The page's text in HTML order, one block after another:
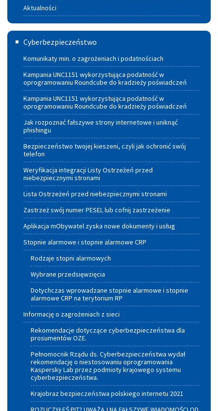
Instalacji
Odnawialnych
Źródeł
Energii
dla
Gmin
Województwa
Małopolskiego
Aktualności
Cyberbezpieczeństwo
Cyberbezpieczeństwo
Komunikaty min. o zagrożeniach i podatnościach
Kampania UNC1151 wykorzystująca podatność w
oprogramowaniu Roundcube do kradzieży poświadczeń
Kampania UNC1151 wykorzystująca podatność w
oprogramowaniu Roundcube do kradzieży poświadczeń
Jak rozpoznać fałszywe strony internetowe i uniknąć
phishingu
Bezpieczeństwo twojej kieszeni, czyli jak ochronić swój
telefon
Weryfikacja integracji Listy Ostrzeżeń przed
niebezpiecznymi stronami
Lista Ostrzeżeń przed niebezpiecznymi stronami
Zastrzeż swój numer PESEL lub cofnij zastrzeżenie
Aplikacja mObywatel zyska nowe dokumenty i usług
Stopnie alarmowe i stopnie alarmowe CRP
Rodzaje stopni alarmowych
Wybrane przedsięwzięcia
Dotychczas wprowadzane stopnie alarmowe i stopnie
alarmowe CRP na terytorium RP
Informację o zagrożeniach z sieci
Rekomendacje dotyczące cyberbezpieczeństwa dla
prosumentów OZE.
Pełnomocnik Rządu ds. Cyberbezpieczeństwa wydał
rekomendację o niestosowaniu oprogramowania
Kaspersky Lab przez podmioty krajowego systemu
cyberbezpieczeństwa.
Krajobraz bezpieczeństwa polskiego internetu 2021